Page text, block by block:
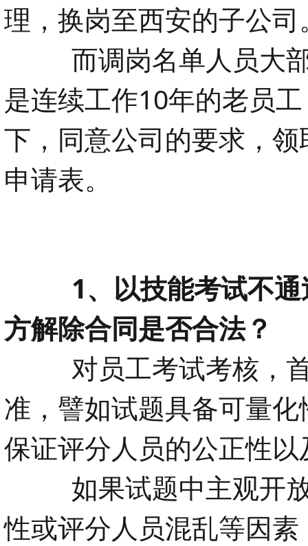
理，换岗至西安的子公司
而调岗名单人员大部
是连续工作10年的老员
下，同意公司的要求，
申请表。
1、以技能考试不通
方解除合同是否合法？
对员工考试考核，
准，譬如试题具备可量
保证评分人员的公正性
如果试题中主观开放
性或评分人员混乱等因